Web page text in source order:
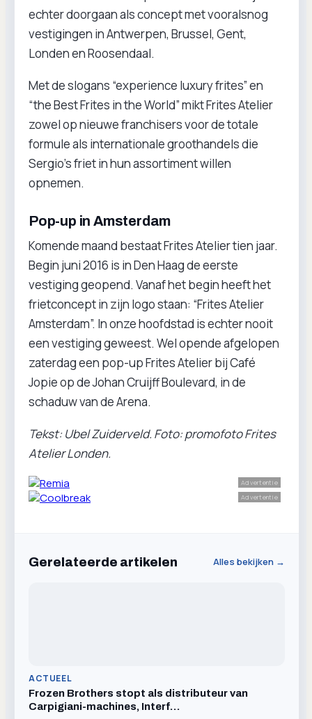
echter doorgaan als concept met vooralsnog
vestigingen in Antwerpen, Brussel, Gent,
Londen en Roosendaal.
Met de slogans “experience luxury frites” en
“the Best Frites in the World” mikt Frites Atelier
zowel op nieuwe franchisers voor de totale
formule als internationale groothandels die
Sergio’s friet in hun assortiment willen
opnemen.
Pop-up in Amsterdam
Komende maand bestaat Frites Atelier tien jaar.
Begin juni 2016 is in Den Haag de eerste
vestiging geopend. Vanaf het begin heeft het
frietconcept in zijn logo staan: “Frites Atelier
Amsterdam”. In onze hoofdstad is echter nooit
een vestiging geweest. Wel opende afgelopen
zaterdag een pop-up Frites Atelier bij Café
Jopie op de Johan Cruijff Boulevard, in de
schaduw van de Arena.
Tekst: Ubel Zuiderveld. Foto: promofoto Frites
Atelier Londen.
Advertentie
Advertentie
Gerelateerde artikelen Alles bekijken →
ACTUEEL
Frozen Brothers stopt als distributeur van
Carpigiani-machines, Interf…